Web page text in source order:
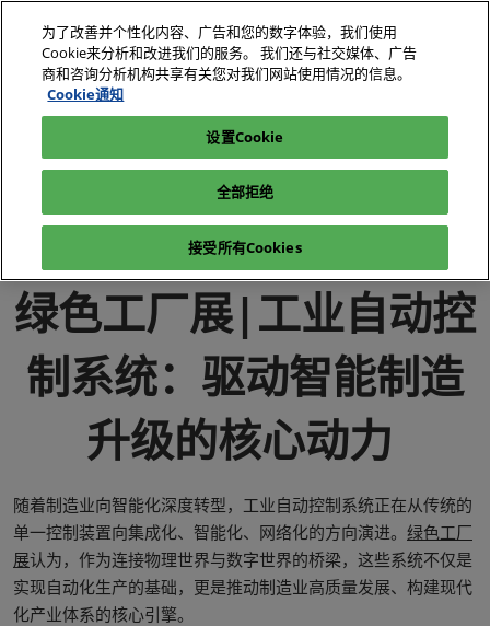
2026年10月27-29日
深圳国际会展中心（宝安）
电子展|绿色工厂展|电子工厂设施展
电子展|绿色工厂展-行业新闻-电子工厂设施展
绿色工厂展|工业自动控制系统：驱动智能制造升级的核心动力
绿色工厂展|工业自动控
制系统：驱动智能制造
升级的核心动力
随着制造业向智能化深度转型，工业自动控制系统正在从传统的
单一控制装置向集成化、智能化、网络化的方向演进。 绿色工厂
展认为，作为连接物理世界与数字世界的桥梁，这些系统不仅是
实现自动化生产的基础，更是推动制造业高质量发展、构建现代
化产业体系的核心引擎。
为了改善并个性化内容、广告和您的数字体验，我们使用
Cookie来分析和改进我们的服务。 我们还与社交媒体、广告
商和咨询分析机构共享有关您对我们网站使用情况的信息。
Cookie通知
设置Cookie
全部拒绝
接受所有Cookies